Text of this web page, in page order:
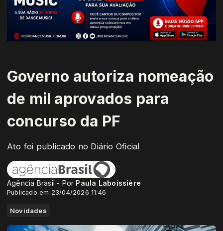
Governo autoriza nomeação
de mil aprovados para
concurso da PF
Ato foi publicado no Diário Oficial
Agência Brasil - Por Paula Laboissière
Publicado em 23/04/2026 11:46
Novidades